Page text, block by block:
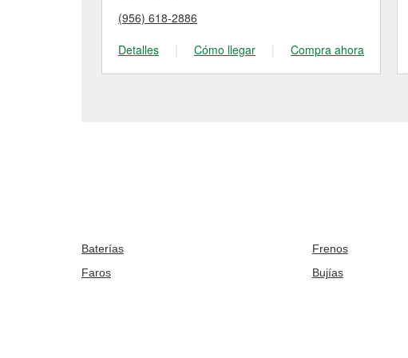
(956) 618-2886
Detalles
| Cómo llegar | Compra ahora
Baterías Frenos
Faros
Bujías